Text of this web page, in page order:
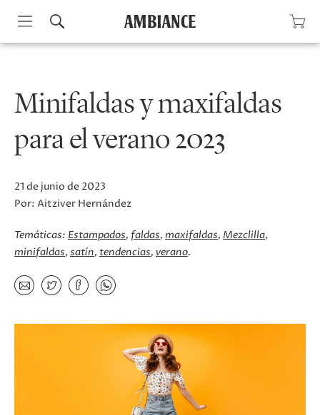
Skip
Minifaldas y maxifaldas
para el verano 2023
21 de junio de 2023
Por: Aitziver Hernández
Temáticas: Estampados faldas maxifaldas Mezclilla
minifaldas satín tendencias verano